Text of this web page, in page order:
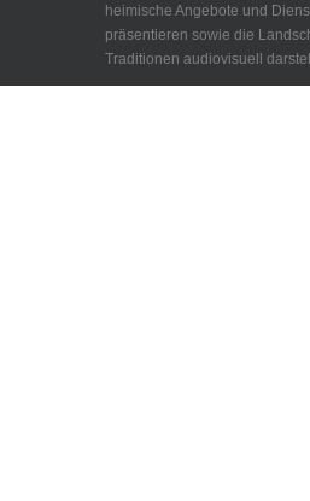
heimische Angebote und
präsentieren sowie die
Traditionen audiovisuell